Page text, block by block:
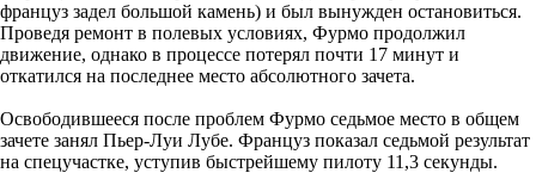
француз задел большой камень) и был вынужден остановиться.
Проведя ремонт в полевых условиях, Фурмо продолжил
движение, однако в процессе потерял почти 17 минут и
откатился на последнее место абсолютного зачета.
Освободившееся после проблем Фурмо седьмое место в общем
зачете занял Пьер-Луи Лубе. Француз показал седьмой результат
на спецучастке, уступив быстрейшему пилоту 11,3 секунды.